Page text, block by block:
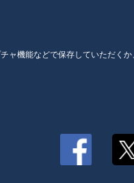
機能などで保存していただくか